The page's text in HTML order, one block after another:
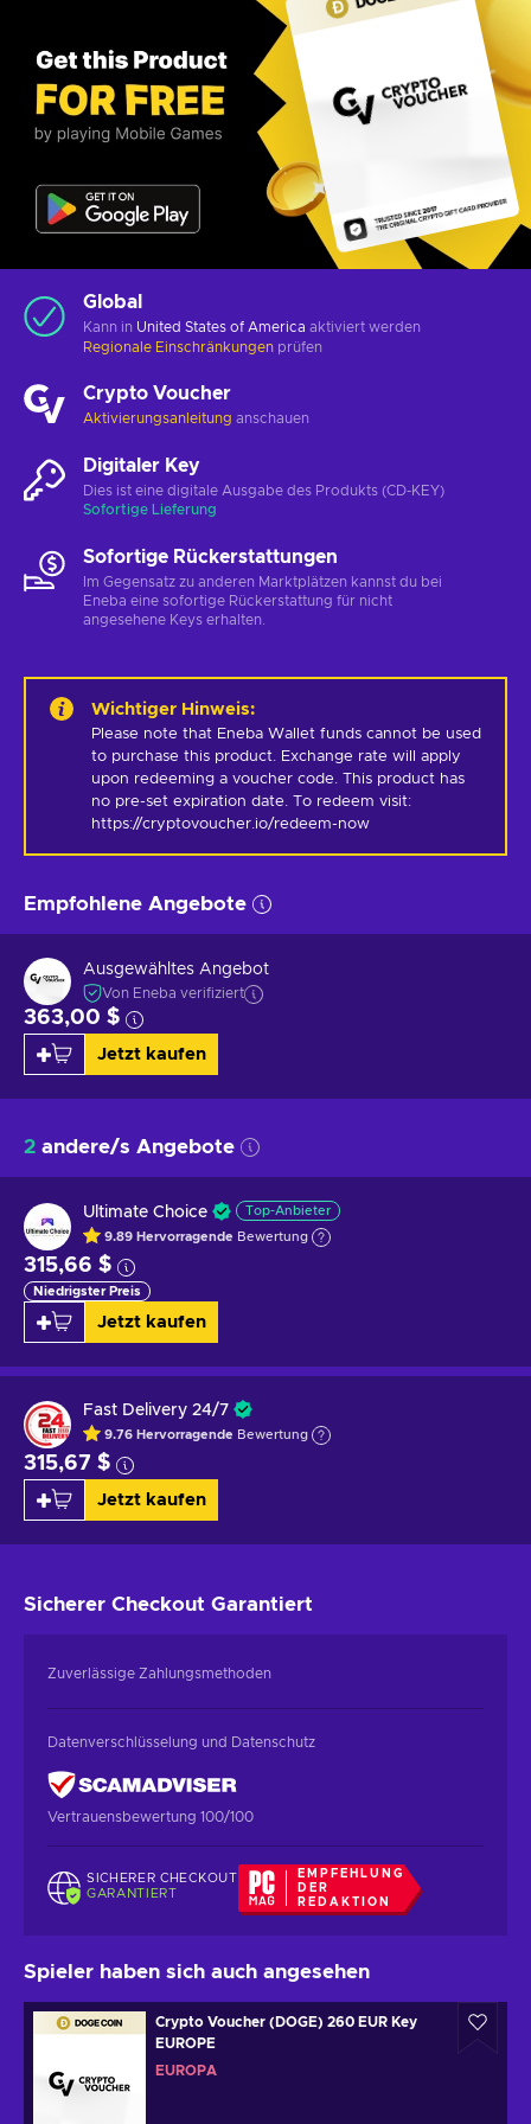
Global
Kann in United States of America aktiviert werden
Regionale Einschränkungen prüfen
Crypto Voucher
Aktivierungsanleitung anschauen
Digitaler Key
Dies ist eine digitale Ausgabe des Produkts (CD-KEY)
Sofortige Lieferung
Sofortige Rückerstattungen
Im Gegensatz zu anderen Marktplätzen kannst du bei
Eneba eine sofortige Rückerstattung für nicht
angesehene Keys erhalten.
Wichtiger Hinweis:
Please note that Eneba Wallet funds cannot be used
to purchase this product. Exchange rate will apply
upon redeeming a voucher code. This product has
no pre-set expiration date. To redeem visit:
https://cryptovoucher.io/redeem-now
Empfohlene Angebote
Ausgewähltes Angebot
Von Eneba verifiziert
363,00 $
Jetzt kaufen
2 andere/s Angebote
Ultimate Choice Top-Anbieter
9.89 Hervorragende Bewertung
315,66 $
Niedrigster Preis
Jetzt kaufen
Fast Delivery 24/7
9.76 Hervorragende Bewertung
315,67 $
Jetzt kaufen
Sicherer Checkout Garantiert
Zuverlässige Zahlungsmethoden
Datenverschlüsselung und Datenschutz
Vertrauensbewertung 100/100
SICHERER CHECKOUT
GARANTIERT
EMPFEHLUNG
DER
REDAKTION
Spieler haben sich auch angesehen
Crypto Voucher (DOGE) 260 EUR Key
EUROPE
EUROPA